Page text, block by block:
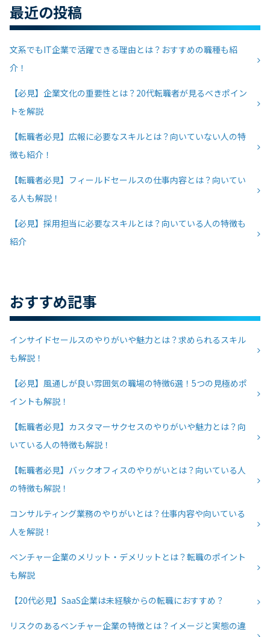
最近の投稿
文系でもIT企業で活躍できる理由とは？おすすめの職種も紹
介！
【必見】企業文化の重要性とは？20代転職者が見るべきポイン
トを解説
【転職者必見】広報に必要なスキルとは？向いていない人の特
徴も紹介！
【転職者必見】フィールドセールスの仕事内容とは？向いてい
る人も解説！
【必見】採用担当に必要なスキルとは？向いている人の特徴も
紹介
おすすめ記事
インサイドセールスのやりがいや魅力とは？求められるスキル
も解説！
【必見】風通しが良い雰囲気の職場の特徴6選！5つの見極めポ
イントも解説！
【転職者必見】カスタマーサクセスのやりがいや魅力とは？向
いている人の特徴も解説！
【転職者必見】バックオフィスのやりがいとは？向いている人
の特徴も解説！
コンサルティング業務のやりがいとは？仕事内容や向いている
人を解説！
ベンチャー企業のメリット・デメリットとは？転職のポイント
も解説
【20代必見】SaaS企業は未経験からの転職におすすめ？
リスクのあるベンチャー企業の特徴とは？イメージと実態の違